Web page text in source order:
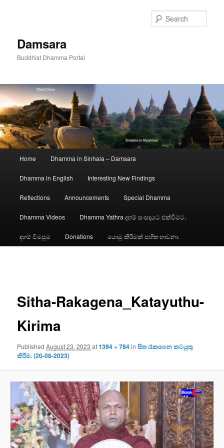
Damsara
Buddhist Dhamma Portal
Home Dhamma in Sinhala – Damsara
Dhamma in English Interesting New Findings
Reflections Announcements Special Dhamma
Dhamma Videos Dhamma Yathra දහම් සංසදයට එක්වීමට.
දහම් විමසුම Donations යොමු කිරීමක් සහිත භාවනා.
Sitha-Rakagena_Katayuthu-
Kirima
PublishedAugust 23, 2023 at1394 × 784inසිත රැකගෙන කටයුතු
කිරීම. (20-08-2023)